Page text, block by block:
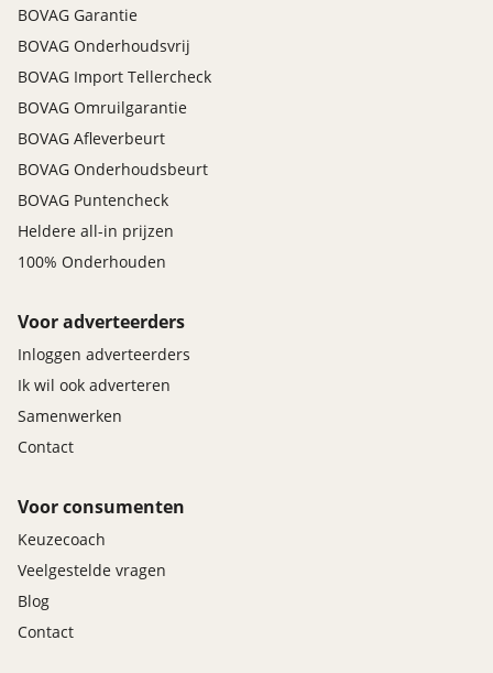
multimedia scherm standaard
sfeerverlichting
stuur kunstleder
uitstap waarschuwing
Volledig digitaal instrumentenpaneel
zwarte (glans) exterieur delen
Pack around view camera
Buitenspiegels elektr. met geheugen
Rondomzicht camera
Veiligheid
Achteruitrijcamera
Airbag(s) hoofd achter
Airbag(s) side voor
Airbag passagier
Alarm klasse 1(startblokkering)
Anti doorSlip Regeling
BOVAG Garantie
BOVAG Onderhoudsvrij
BOVAG Import Tellercheck
BOVAG Omruilgarantie
BOVAG Afleverbeurt
BOVAG Onderhoudsbeurt
BOVAG Puntencheck
Heldere all-in prijzen
100% Onderhouden
Voor adverteerders
Inloggen adverteerders
Ik wil ook adverteren
Samenwerken
Contact
Voor consumenten
Keuzecoach
Veelgestelde vragen
Blog
Contact